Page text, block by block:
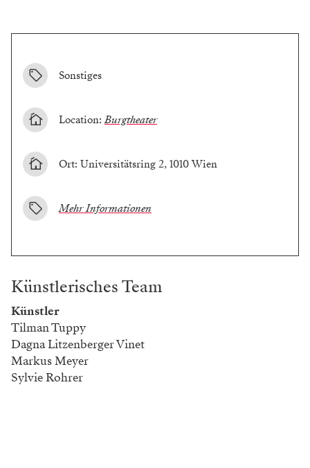
Sonstiges
Location:Burgtheater
Ort: Universitätsring 2, 1010 Wien
Mehr Informationen
Künstlerisches Team
Künstler
Tilman Tuppy
Dagna Litzenberger Vinet
Markus Meyer
Sylvie Rohrer